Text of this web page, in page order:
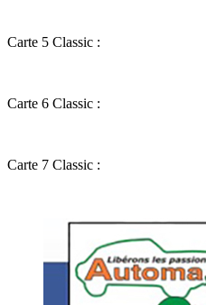
Carte 5 Classic :
Carte 6 Classic :
Carte 7 Classic :